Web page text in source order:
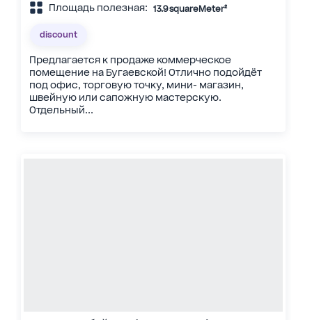
Площадь полезная: 13.9 squareMeter²
discount
Предлагается к продаже коммерческое
помещение на Бугаевской! Отлично подойдёт
под офис, торговую точку, мини- магазин,
швейную или сапожную мастерскую.
Отдельный...